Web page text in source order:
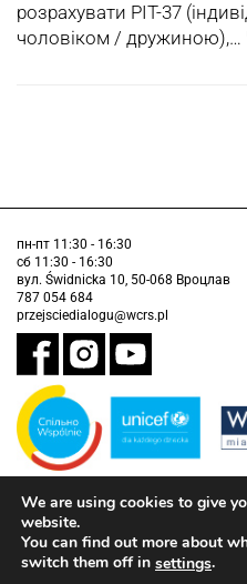
розрахувати PIT-37
чоловіком / дружиною),…
пн-пт 11:30 - 16:30
сб 11:30 - 16:30
вул. Świdnicka 10, 50-068 Вроцлав
787 054 684
przejsciedialogu@wcrs.pl
Завдання виконується
Дитячим фондом ООН (ЮНІСЕФ).
інформація про доступність
We are using cookies to give
website.
You can find out more about
switch them off in settings.